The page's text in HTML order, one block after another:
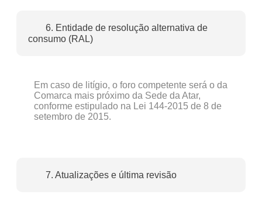
6. Entidade de resolução alternativa de
consumo (RAL)
Em caso de litígio, o foro competente será o da
Comarca mais próximo da Sede da Atar,
conforme estipulado na Lei 144-2015 de 8 de
setembro de 2015.
7. Atualizações e última revisão